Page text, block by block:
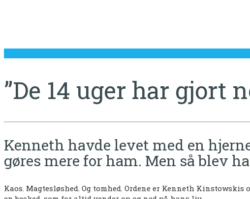
”De 14 uger har gjort
Kenneth havde levet med en
gøres mere for ham. Men så blev
Kaos. Magtesløshed. Og tomhed. Ordene er Kenneth